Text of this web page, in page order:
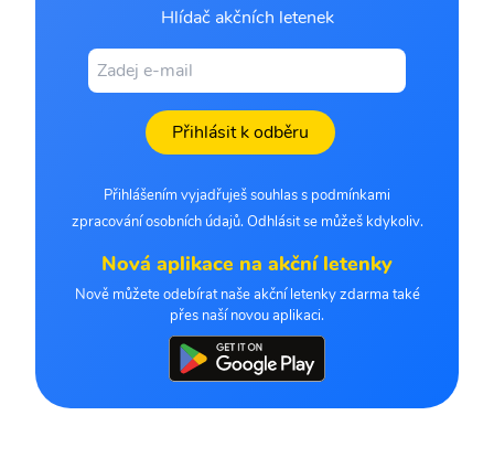
Hlídač akčních letenek
Přihlásit k odběru
Přihlášením vyjadřuješ souhlas s podmínkami
zpracování osobních údajů. Odhlásit se můžeš kdykoliv.
Nová aplikace na akční letenky
Nově můžete odebírat naše akční letenky zdarma také
přes naší novou aplikaci.